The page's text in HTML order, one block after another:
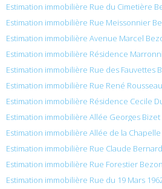
Estimation immobilière Rue du Cimetière
Estimation immobilière Rue Meissonnier
Estimation immobilière Avenue Marcel
Estimation immobilière Résidence
Estimation immobilière Rue des Fauvettes
Estimation immobilière Rue René
Estimation immobilière Résidence Cecile
Estimation immobilière Allée Georges
Estimation immobilière Allée de la
Estimation immobilière Rue Claude
Estimation immobilière Rue Forestier
Estimation immobilière Rue du 19 Mars